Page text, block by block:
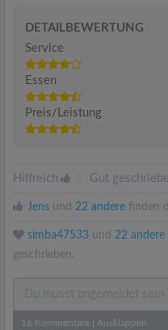
DETAILBEWERTUNG
Service
Essen
Preis/Leistung
Hilfreich Gut
Jens und 22 andere finden
simba47533 und 22 andere
geschrieben.
16 Kommentare Ausklappen